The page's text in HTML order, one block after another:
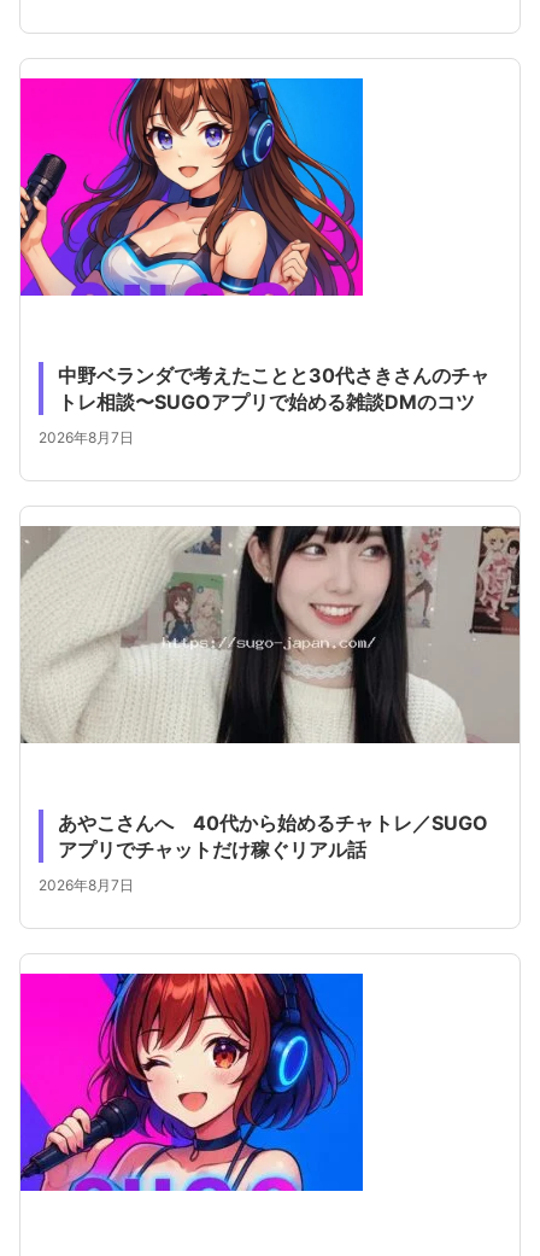
中野ベランダで考えたことと30代さきさんのチャ
トレ相談〜SUGOアプリで始める雑談DMのコツ
2026年8月7日
あやこさんへ 40代から始めるチャトレ／SUGO
アプリでチャットだけ稼ぐリアル話
2026年8月7日